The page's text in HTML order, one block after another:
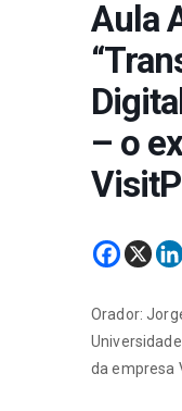
Aula
– o
Orador:
da empresa